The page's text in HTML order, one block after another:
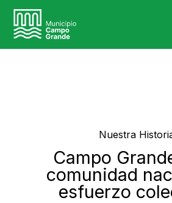
Nuestra
Campo
comunidad
esfuerzo